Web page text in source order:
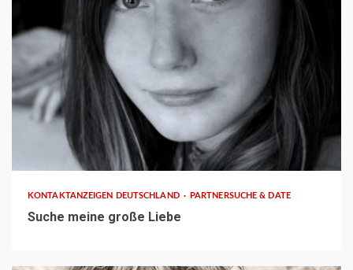
KONTAKTANZEIGEN DEUTSCHLAND PARTNERSUCHE & DATE
Suche meine große Liebe